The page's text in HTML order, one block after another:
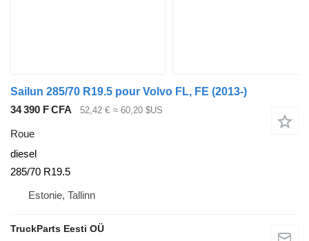
Sailun 285/70 R19.5 pour Volvo FL, FE (2013-)
34 390 F CFA
52,42 € ≈ 60,20 $US
Roue
diesel
285/70 R19.5
Estonie, Tallinn
TruckParts Eesti OÜ